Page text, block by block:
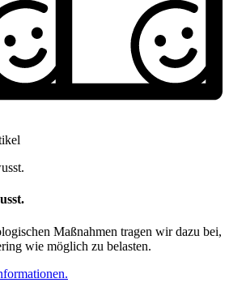
Maßnahmen tragen wir dazu bei,
wie möglich zu belasten.